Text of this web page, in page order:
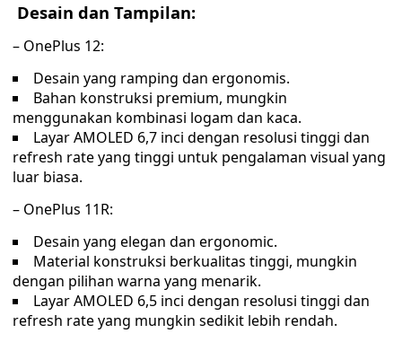
Desain dan Tampilan:
– OnePlus 12:
Desain yang ramping dan ergonomis.
Bahan konstruksi premium, mungkin
menggunakan kombinasi logam dan kaca.
Layar AMOLED 6,7 inci dengan resolusi tinggi dan
refresh rate yang tinggi untuk pengalaman visual yang
luar biasa.
– OnePlus 11R:
Desain yang elegan dan ergonomic.
Material konstruksi berkualitas tinggi, mungkin
dengan pilihan warna yang menarik.
Layar AMOLED 6,5 inci dengan resolusi tinggi dan
refresh rate yang mungkin sedikit lebih rendah.